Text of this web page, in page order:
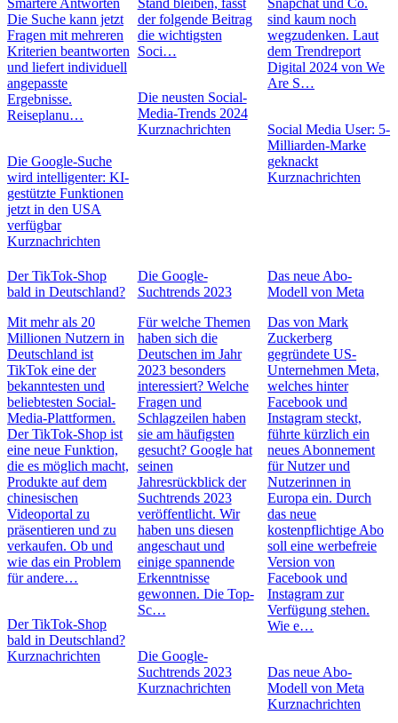
Smartere Antworten
Die Suche kann jetzt
Fragen mit mehreren
Kriterien beantworten
und liefert individuell
angepasste
Ergebnisse.
Reiseplanu…
Die Google-Suche
wird intelligenter: KI-
gestützte Funktionen
jetzt in den USA
verfügbar
Kurznachrichten
Stand bleiben, fasst
der folgende Beitrag
die wichtigsten
Soci…
Die neusten Social-
Media-Trends 2024
Kurznachrichten
Snapchat und Co.
sind kaum noch
wegzudenken. Laut
dem Trendreport
Digital 2024 von We
Are S…
Social Media User: 5-
Milliarden-Marke
geknackt
Kurznachrichten
Der TikTok-Shop
bald in Deutschland?
Mit mehr als 20
Millionen Nutzern in
Deutschland ist
TikTok eine der
bekanntesten und
beliebtesten Social-
Media-Plattformen.
Der TikTok-Shop ist
eine neue Funktion,
die es möglich macht,
Produkte auf dem
chinesischen
Videoportal zu
präsentieren und zu
verkaufen. Ob und
wie das ein Problem
für andere…
Der TikTok-Shop
bald in Deutschland?
Kurznachrichten
Die Google-
Suchtrends 2023
Für welche Themen
haben sich die
Deutschen im Jahr
2023 besonders
interessiert? Welche
Fragen und
Schlagzeilen haben
sie am häufigsten
gesucht? Google hat
seinen
Jahresrückblick der
Suchtrends 2023
veröffentlicht. Wir
haben uns diesen
angeschaut und
einige spannende
Erkenntnisse
gewonnen. Die Top-
Sc…
Die Google-
Suchtrends 2023
Kurznachrichten
Das neue Abo-
Modell von Meta
Das von Mark
Zuckerberg
gegründete US-
Unternehmen Meta,
welches hinter
Facebook und
Instagram steckt,
führte kürzlich ein
neues Abonnement
für Nutzer und
Nutzerinnen in
Europa ein. Durch
das neue
kostenpflichtige Abo
soll eine werbefreie
Version von
Facebook und
Instagram zur
Verfügung stehen.
Wie e…
Das neue Abo-
Modell von Meta
Kurznachrichten